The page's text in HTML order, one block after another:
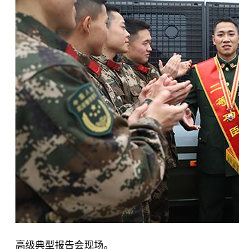
贵了
径M99反器材
简单
怎样的？(图)
44》什么
其报复
品赏析
美国苏联/俄罗斯
是废铁
好的？高级典型报告会现场。